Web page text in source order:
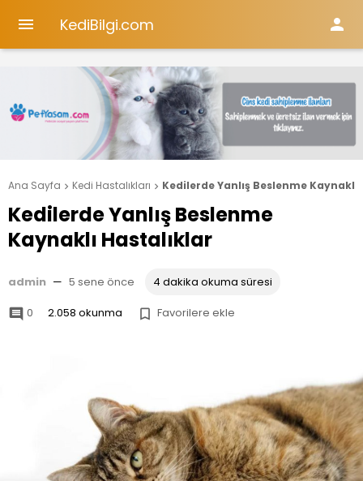
 KediBilgi.com 
Ana Sayfa  Kedi Hastalıkları  Kedilerde Yanlış Beslenme Kaynaklı
Kedilerde Yanlış Beslenme
Kaynaklı Hastalıklar
admin — 5 sene önce 4 dakika okuma süresi
 0 2.058 okunma  Favorilere ekle